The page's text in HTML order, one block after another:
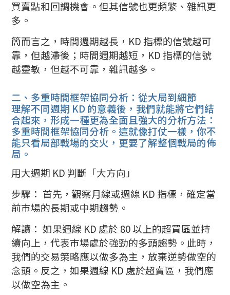
買賣點和回調機會。但其信號也更頻繁、雜訊更
多。
簡而言之，時間週期越長，KD 指標的信號越可
靠，但越滯後；時間週期越短，KD 指標的信號
越靈敏，但越不可靠，雜訊越多。
二、多重時間框架協同分析：從大局到細節
理解不同週期 KD 的意義後，我們就能將它們結
合起來，形成一種更為全面且強大的分析方法：
多重時間框架協同分析。這就像打仗一樣，你不
能只看局部戰場的交火，更要了解整個戰局的佈
局。
用大週期 KD 判斷「大方向」
步驟： 首先，觀察月線或週線 KD 指標，確定當
前市場的長期或中期趨勢。
解讀： 如果週線 KD 處於 80 以上的超買區並持
續向上，代表市場處於強勁的多頭趨勢。此時，
我們的交易策略應以做多為主，放棄逆勢做空的
念頭。反之，如果週線 KD 處於超賣區，我們應
以做空為主。